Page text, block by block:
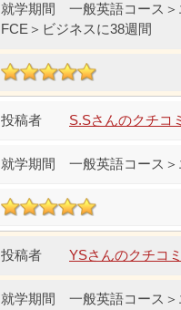
一般英語コース
FCE＞ビジネスに38週間
S.Sさんのクチコ
一般英語コース
YSさんのクチコ
一般英語コース